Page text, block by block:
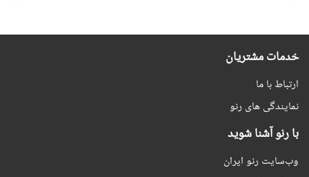
خدمات مشتریان
ارتباط با ما
نمایندگی های رنو
با رنو آشنا شوید
وب‌سایت رنو ایران